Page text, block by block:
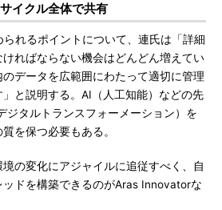
イクル全体で共有
れるポイントについて、連氏は「詳細
ればならない機会はどんどん増えてい
データを広範囲にわたって適切に管理
と説明する。AI（人工知能）などの先
ジタルトランスフォーメーション）を
を保つ必要もある。
の変化にアジャイルに追従すべく、自
ドを構築できるのがAras Innovatorな